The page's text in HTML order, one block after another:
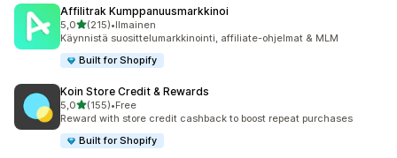
Affilitrak Kumppanuusmarkkinoi
5,0/ 5 tähteä
(215)
215 arvostelua yhteensä
•Ilmainen
Käynnistä suosittelumarkkinointi, affiliate-ohjelmat & MLM
Built for Shopify
Koin Store Credit & Rewards
5,0/ 5 tähteä
(155)
155 arvostelua yhteensä
•Free
Reward with store credit cashback to boost repeat purchases
Built for Shopify